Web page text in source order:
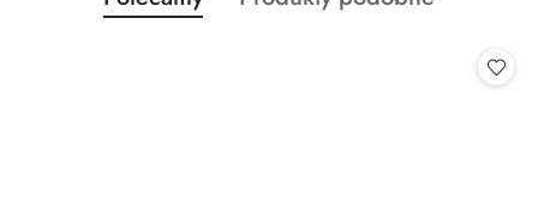
Pomiń karuzelę produktów
o